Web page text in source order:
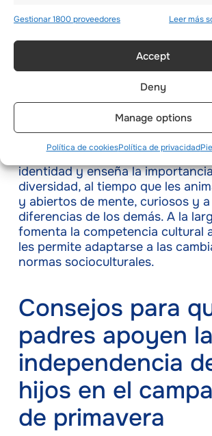
Gestionar 1800 proveedores Leer más
Accept
Deny
Manage options
Política de cookiesPolítica de privacidad
al tiempo que reduce el
problemas de conducta más
Aprender sobre diferentes
Acampar con adultos y niños de
orígenes ayuda a los niños a
culturas. Esto desarrolla un
identidad y enseña la
diversidad, al tiempo que les
y abiertos de mente, curiosos y
diferencias de los demás. A la
fomenta la competencia cultural
les permite adaptarse a las
normas socioculturales.
Consejos para
padres apoyen la
independencia
hijos en el
de primavera